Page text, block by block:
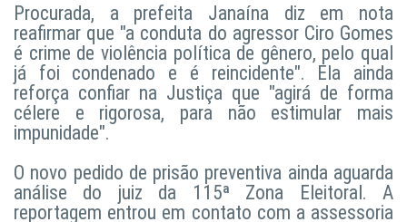
Procurada, a prefeita Janaína diz em nota
reafirmar que "a conduta do agressor Ciro Gomes
é crime de violência política de gênero, pelo qual
já foi condenado e é reincidente". Ela ainda
reforça confiar na Justiça que "agirá de forma
célere e rigorosa, para não estimular mais
impunidade".
O novo pedido de prisão preventiva ainda aguarda
análise do juiz da 115ª Zona Eleitoral. A
reportagem entrou em contato com a assessoria